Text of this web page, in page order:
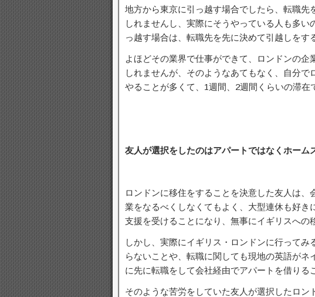
地方から東京に引っ越す場合でしたら、転職先
しれませんし、実際にそうやっている人も多い
っ越す場合は、転職先を先に決めて引越しをす
よほどその業界で仕事ができて、ロンドンの企
しれませんが、そのようなあてもなく、自分で
やることが多くて、1週間、2週間くらいの滞在
友人が選択をしたのはアパートではなくホーム
ロンドンに移住をすることを決意した友人は
業をなるべくしなくてもよく、大型連休も好き
支援を受けることになり、無事にイギリスへの
しかし、実際にイギリス・ロンドンに行って
らないことや、転職に関しても現地の英語が
に先に転職をして会社経由でアパートを借りる
そのような苦労をしていた友人が選択したロン